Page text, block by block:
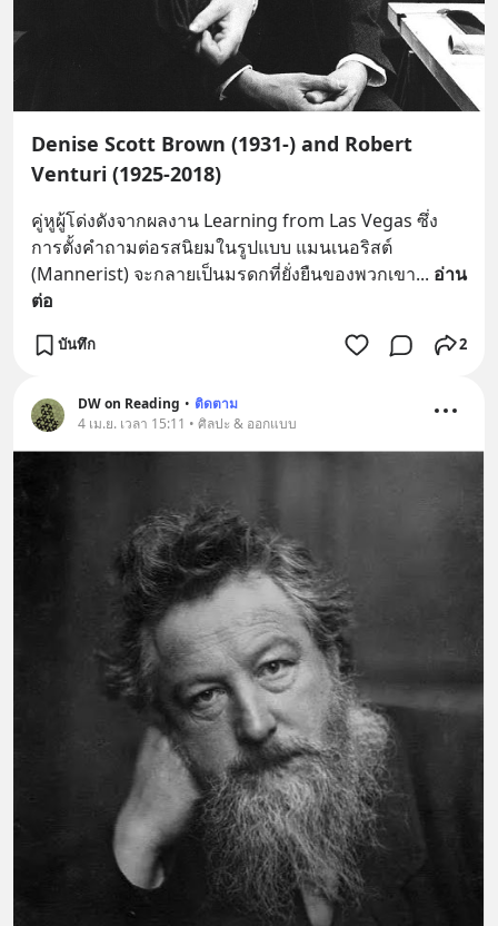
Denise Scott Brown (1931-) and Robert
Venturi (1925-2018)
คู่หูผู้โด่งดังจากผลงาน Learning from Las Vegas ซึ่ง
การตั้งคำถามต่อรสนิยมในรูปแบบ แมนเนอริสต์
(Mannerist) จะกลายเป็นมรดกที่ยั่งยืนของพวกเขา... อ่าน
ต่อ
บันทึก 2
DW on Reading • ติดตาม
4 เม.ย. เวลา 15:11 • ศิลปะ & ออกแบบ